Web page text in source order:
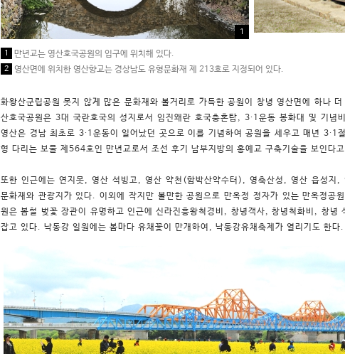
1
1 만년교는 영산호국공원의 입구에 위치해 있다.
2 영산면에 위치한 영산향교는 경상남도 유형문화재 제 213호로 지정되어 있다.
화왕산군립공원 못지 않게 많은 문화재와 볼거리로 가득한 공원이 창녕 영산면에 하나
산호국공원은 3대 국란호국의 성지로서 임진왜란 호국충혼탑, 3∙1운동 봉화대 및 기
영산은 경남 최초로 3∙1운동이 일어났던 곳으로 이를 기념하여 공원을 세우고 매년 3∙1
형 다리는 보물 제564호인 만년교로서 조선 후기 남부지방의 홍예교 구축기술을 보인다
또한 인근에는 연지못, 영산 석빙고, 영산 약천(함박산약수터), 영축산성, 영산 읍성지
문화재와 관광지가 있다. 이외에 작지만 볼만한 공원으로 만옥정 정자가 있는 만옥정공
원은 봄철 벚꽃 장관이 유명하고 인근에 신라진흥왕척경비, 창녕객사, 창녕척화비, 창녕
잡고 있다. 낙동강 일원에는 봄마다 유채꽃이 만개하여, 낙동강유채축제가 열리기도 한